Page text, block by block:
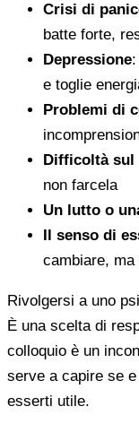
Crisi di
batte forte,
Depressione
e toglie
Problemi di
Difficoltà sul
non farcela
Un lutto o
Il senso di
cambiare,
Rivolgersi a uno
È una scelta di
colloquio è un
serve a capire se
esserti utile.